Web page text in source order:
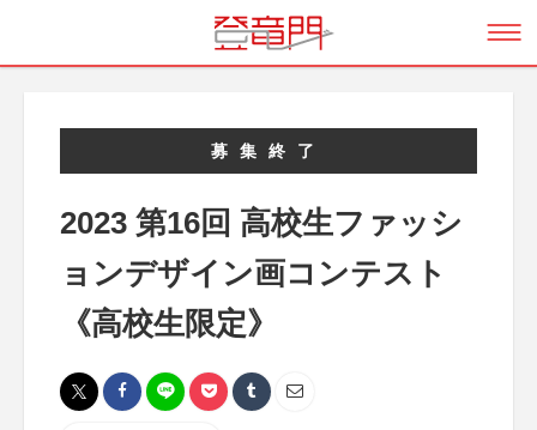
募集終了
2023 第16回 高校生ファッシ
ョンデザイン画コンテスト
《高校生限定》